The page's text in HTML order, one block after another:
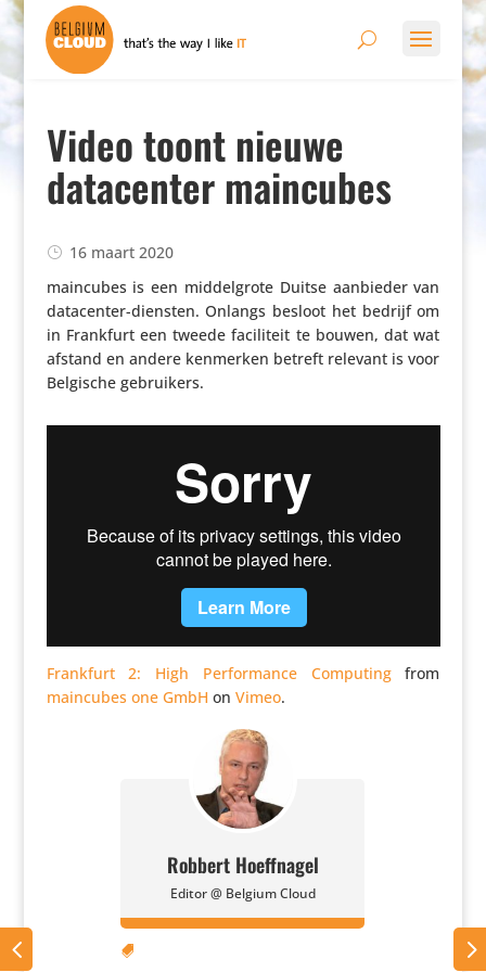
Video toont nieuwe
datacenter maincubes
16 maart 2020
maincubes is een middel­grote Duitse aanbieder van
data­center-diensten. Onlangs besloot het bedrijf om
in Frankfurt een tweede faci­li­teit te bouwen, dat wat
afstand en andere kenmerken betreft relevant is voor
Belgische gebruikers.
Frankfurt 2: High Perfor­mance Computingfrom
maincubes one GmbH on Vimeo.
Robbert Hoeffnagel
Editor @ Belgium Cloud
